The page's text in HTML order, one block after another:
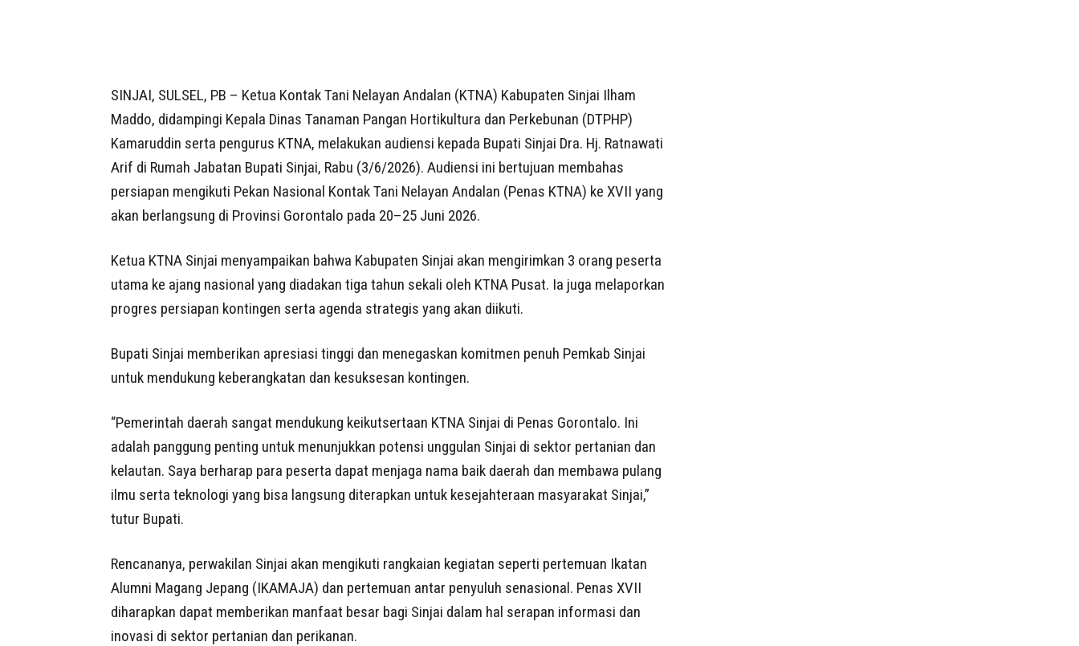
SINJAI, SULSEL, PB – Ketua Kontak Tani Nelayan Andalan (KTNA) Kabupaten Sinjai Ilham
Maddo, didampingi Kepala Dinas Tanaman Pangan Hortikultura dan Perkebunan (DTPHP)
Kamaruddin serta pengurus KTNA, melakukan audiensi kepada Bupati Sinjai Dra. Hj. Ratnawati
Arif di Rumah Jabatan Bupati Sinjai, Rabu (3/6/2026). Audiensi ini bertujuan membahas
persiapan mengikuti Pekan Nasional Kontak Tani Nelayan Andalan (Penas KTNA) ke XVII yang
akan berlangsung di Provinsi Gorontalo pada 20–25 Juni 2026.
Ketua KTNA Sinjai menyampaikan bahwa Kabupaten Sinjai akan mengirimkan 3 orang peserta
utama ke ajang nasional yang diadakan tiga tahun sekali oleh KTNA Pusat. Ia juga melaporkan
progres persiapan kontingen serta agenda strategis yang akan diikuti.
Bupati Sinjai memberikan apresiasi tinggi dan menegaskan komitmen penuh Pemkab Sinjai
untuk mendukung keberangkatan dan kesuksesan kontingen.
“Pemerintah daerah sangat mendukung keikutsertaan KTNA Sinjai di Penas Gorontalo. Ini
adalah panggung penting untuk menunjukkan potensi unggulan Sinjai di sektor pertanian dan
kelautan. Saya berharap para peserta dapat menjaga nama baik daerah dan membawa pulang
ilmu serta teknologi yang bisa langsung diterapkan untuk kesejahteraan masyarakat Sinjai,”
tutur Bupati.
Rencananya, perwakilan Sinjai akan mengikuti rangkaian kegiatan seperti pertemuan Ikatan
Alumni Magang Jepang (IKAMAJA) dan pertemuan antar penyuluh senasional. Penas XVII
diharapkan dapat memberikan manfaat besar bagi Sinjai dalam hal serapan informasi dan
inovasi di sektor pertanian dan perikanan.